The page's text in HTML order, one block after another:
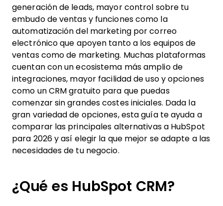
generación de leads, mayor control sobre tu
embudo de ventas y funciones como la
automatización del marketing por correo
electrónico que apoyen tanto a los equipos de
ventas como de marketing. Muchas plataformas
cuentan con un ecosistema más amplio de
integraciones, mayor facilidad de uso y opciones
como un CRM gratuito para que puedas
comenzar sin grandes costes iniciales. Dada la
gran variedad de opciones, esta guía te ayuda a
comparar las principales alternativas a HubSpot
para 2026 y así elegir la que mejor se adapte a las
necesidades de tu negocio.
¿Qué es HubSpot CRM?